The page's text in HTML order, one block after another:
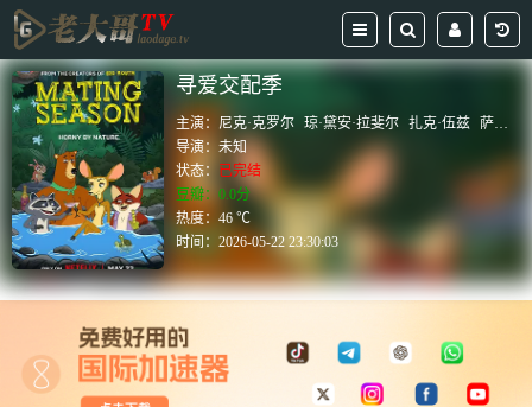
寻爱交配季
主演： 尼克·克罗尔 琼·黛安·拉斐尔 扎克·伍兹
萨布琳娜·贾利斯
导演：未知
状态： 已完结
豆瓣：0.0分
热度：46 ℃
时间：2026-05-22 23:30:03